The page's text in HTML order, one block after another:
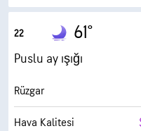
Çiy Noktası
AccuLumen Brightness
Bulutlarla Kaplı
Görüş Alanı
22 61°
Puslu ay ışığı
Rüzgar
Hava Kalitesi